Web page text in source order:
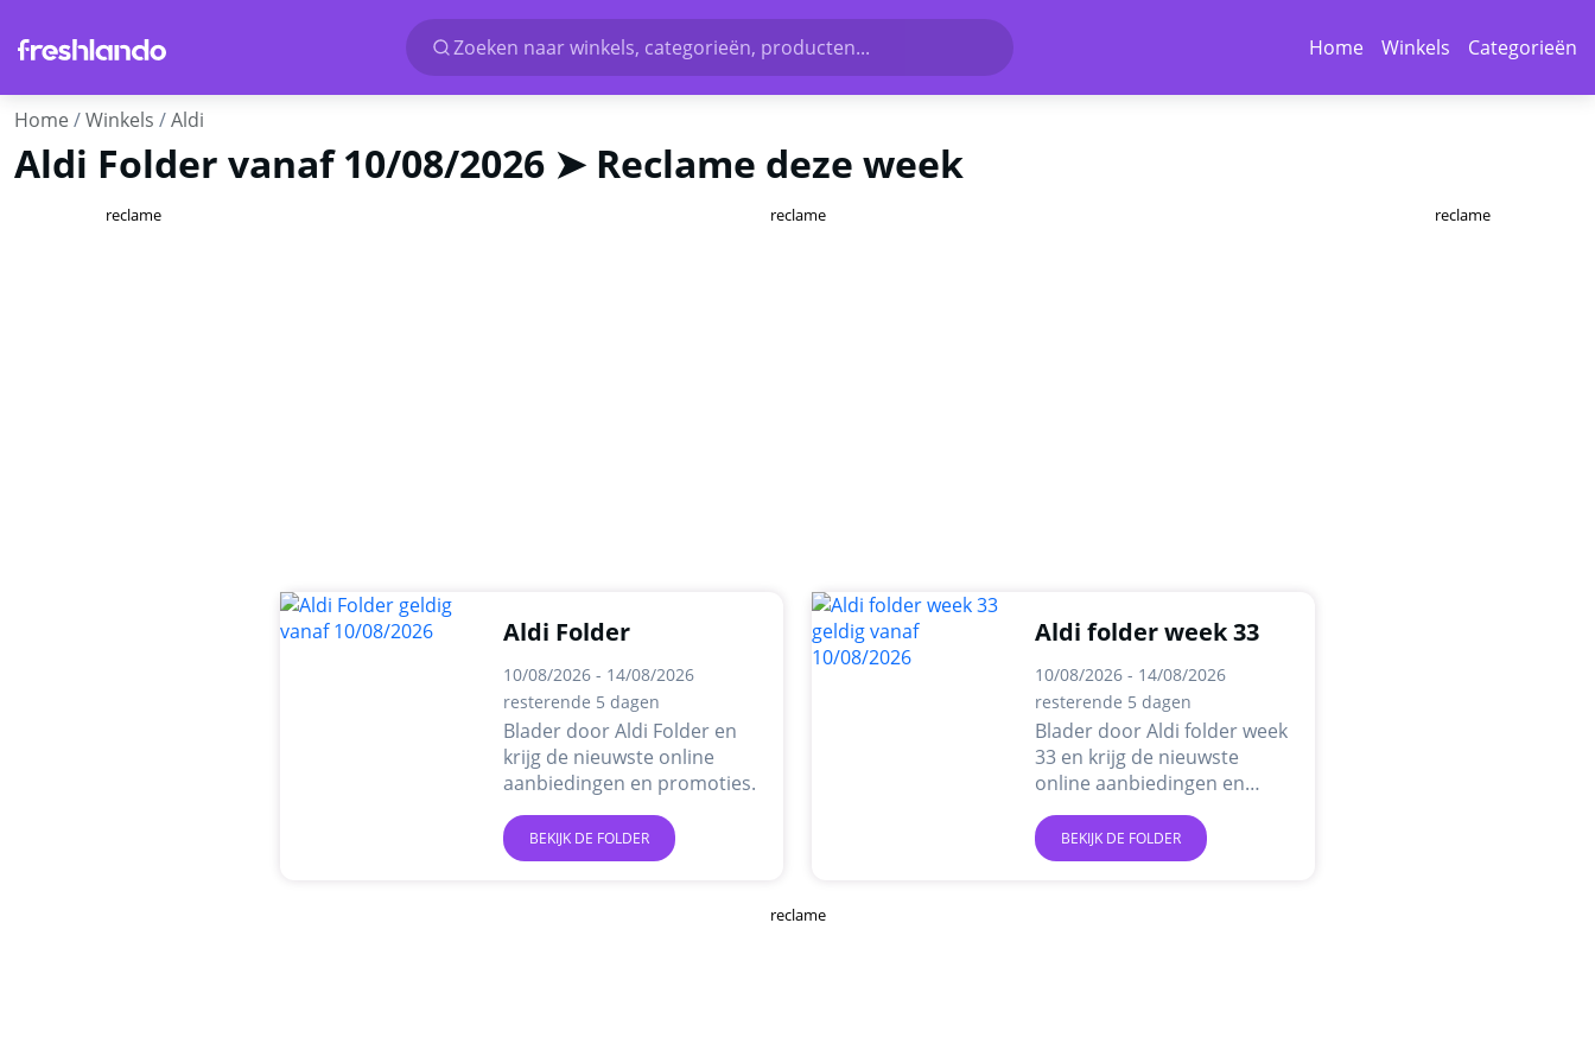
Zoeken naar winkels, categorieën, producten... Home Winkels Categorieën
Home Winkels Aldi
Aldi Folder vanaf 10/08/2026 ➤ Reclame deze week
reclame reclame
Aldi Folder
10/08/2026 - 14/08/2026
resterende 5 dagen
Blader door Aldi Folder en
krijg de nieuwste online
aanbiedingen en promoties.
BEKIJK DE FOLDER
Aldi folder week 33
10/08/2026 - 14/08/2026
resterende 5 dagen
Blader door Aldi folder week
33 en krijg de nieuwste
online aanbiedingen en
promoties.
BEKIJK DE FOLDER
reclame
reclame